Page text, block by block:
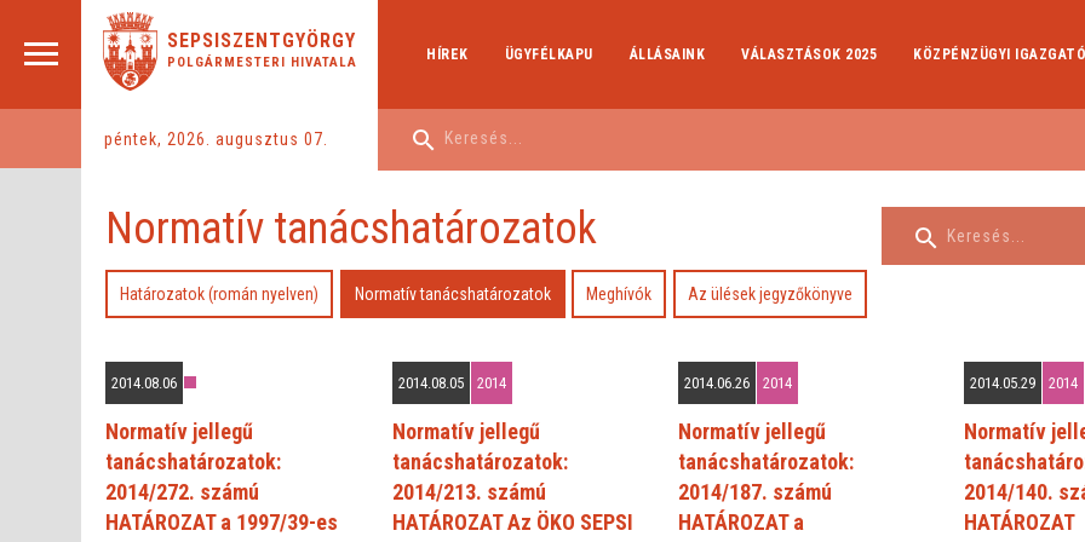
SEPSISZENTGYÖRGY
POLGÁRMESTERI HIVATALA
péntek, 2026. augusztus 07.
HÍREK ÜGYFÉLKAPU ÁLLÁSAINK VÁLASZTÁSOK 2025 KÖZPÉNZÜGYI
Normatív tanácshatározatok
Határozatok (román nyelven) Normatív tanácshatározatok Meghívók Az ülések jegyzőkönyve
2014.08.06
Normatív jellegű
tanácshatározatok:
2014/272. számú
HATÁROZAT a 1997/39-es
2014.08.05 2014
Normatív jellegű
tanácshatározatok:
2014/213. számú
HATÁROZAT Az ÖKO SEPSI
2014.06.26 2014
Normatív jellegű
tanácshatározatok:
2014/187. számú
HATÁROZAT a
2014.05.29 2014
Normatív
2014/140.
HATÁROZAT